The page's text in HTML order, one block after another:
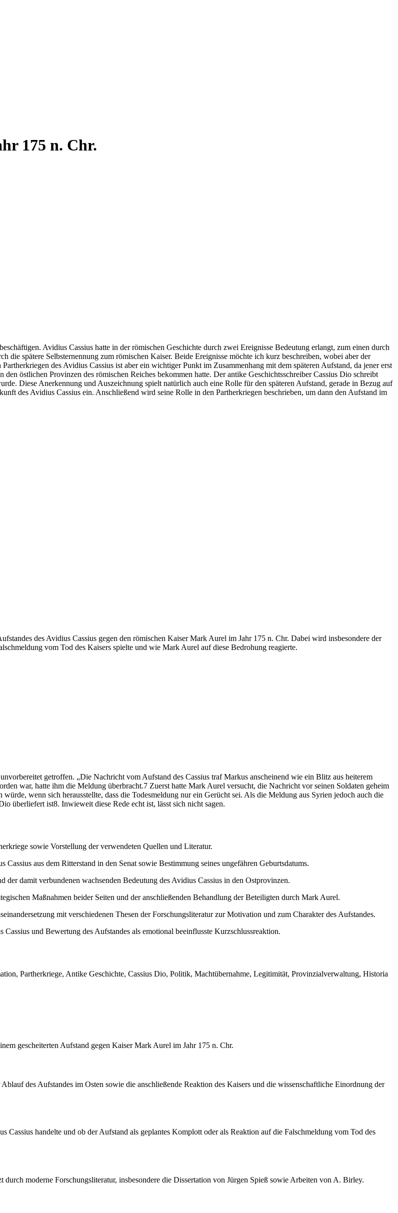
175 n. Chr.
Avidius Cassius hatte in der römischen Geschichte durch zwei Ereignisse Bedeutung erlangt, zum einen durch
die spätere Selbsternennung zum römischen Kaiser. Beide Ereignisse möchte ich kurz beschreiben, wobei aber der
des Avidius Cassius ist aber ein wichtiger Punkt im Zusammenhang mit dem späteren Aufstand, da jener erst
östlichen Provinzen des römischen Reiches bekommen hatte. Der antike Geschichtsschreiber Cassius Dio schreibt
Diese Anerkennung und Auszeichnung spielt natürlich auch eine Rolle für den späteren Aufstand, gerade in Bezug auf
des Avidius Cassius ein. Anschließend wird seine Rolle in den Partherkriegen beschrieben, um dann den Aufstand im
des Avidius Cassius gegen den römischen Kaiser Mark Aurel im Jahr 175 n. Chr. Dabei wird insbesondere der
vom Tod des Kaisers spielte und wie Mark Aurel auf diese Bedrohung reagierte.
getroffen. „Die Nachricht vom Aufstand des Cassius traf Markus anscheinend wie ein Blitz aus heiterem
war, hatte ihm die Meldung überbracht.7 Zuerst hatte Mark Aurel versucht, die Nachricht vor seinen Soldaten geheim
wenn sich herausstellte, dass die Todesmeldung nur ein Gerücht sei. Als die Meldung aus Syrien jedoch auch die
überliefert ist8. Inwieweit diese Rede echt ist, lässt sich nicht sagen.
sowie Vorstellung der verwendeten Quellen und Literatur.
aus dem Ritterstand in den Senat sowie Bestimmung seines ungefähren Geburtsdatums.
der damit verbundenen wachsenden Bedeutung des Avidius Cassius in den Ostprovinzen.
Maßnahmen beider Seiten und der anschließenden Behandlung der Beteiligten durch Mark Aurel.
mit verschiedenen Thesen der Forschungsliteratur zur Motivation und zum Charakter des Aufstandes.
und Bewertung des Aufstandes als emotional beeinflusste Kurzschlussreaktion.
Partherkriege, Antike Geschichte, Cassius Dio, Politik, Machtübernahme, Legitimität, Provinzialverwaltung, Historia
gescheiterten Aufstand gegen Kaiser Mark Aurel im Jahr 175 n. Chr.
des Aufstandes im Osten sowie die anschließende Reaktion des Kaisers und die wissenschaftliche Einordnung der
handelte und ob der Aufstand als geplantes Komplott oder als Reaktion auf die Falschmeldung vom Tod des
moderne Forschungsliteratur, insbesondere die Dissertation von Jürgen Spieß sowie Arbeiten von A. Birley.